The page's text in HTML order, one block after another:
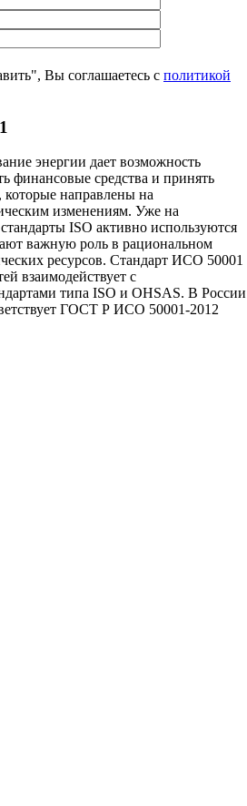
Вы соглашаетесь с политикой
энергии дает возможность
финансовые средства и принять
которые направлены на
изменениям. Уже на
ISO активно используются
важную роль в рациональном
ресурсов. Стандарт ИСО 50001
взаимодействует с
типа ISO и OHSAS. В России
ГОСТ Р ИСО 50001-2012